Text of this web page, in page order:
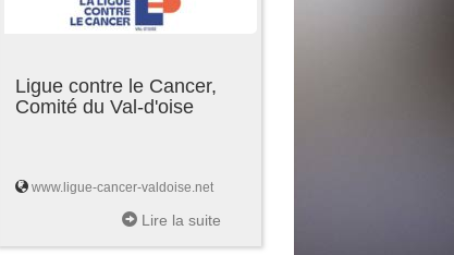
Ligue contre le Cancer,
Comité du Val-d'oise
www.ligue-cancer-valdoise.net
Lire la suite